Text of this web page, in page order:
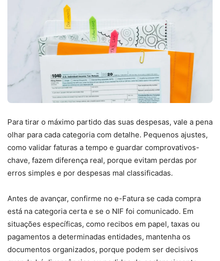
Para tirar o máximo partido das suas despesas, vale a pena
olhar para cada categoria com detalhe. Pequenos ajustes,
como validar faturas a tempo e guardar comprovativos-
chave, fazem diferença real, porque evitam perdas por
erros simples e por despesas mal classificadas.
Antes de avançar, confirme no e-Fatura se cada compra
está na categoria certa e se o NIF foi comunicado. Em
situações específicas, como recibos em papel, taxas ou
pagamentos a determinadas entidades, mantenha os
documentos organizados, porque podem ser decisivos